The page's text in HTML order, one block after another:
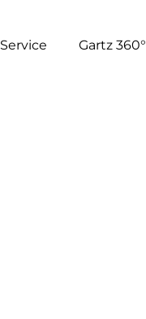
Service Gartz 360°